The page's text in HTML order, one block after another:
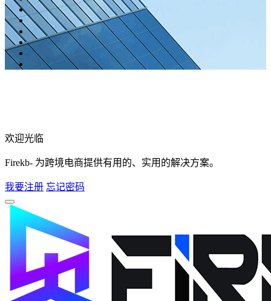
欢迎光临
Firekb- 为跨境电商提供有用的、实用的解决方案。
我要注册 忘记密码